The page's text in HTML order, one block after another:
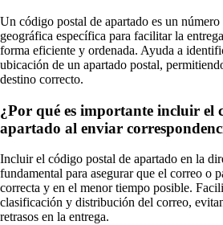
Un código postal de apartado es un número
geográfica específica para facilitar la
forma eficiente y ordenada. Ayuda a
ubicación de un apartado postal,
destino correcto.
¿Por qué es importante incluir el
apartado al enviar
Incluir el código postal de apartado en la
fundamental para asegurar que el correo o
correcta y en el menor tiempo posible.
clasificación y distribución del correo,
retrasos en la entrega.